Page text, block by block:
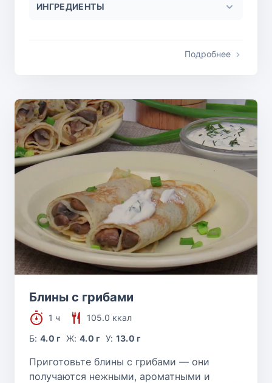
ИНГРЕДИЕНТЫ
Подробнее
Блины с грибами
1 ч
105.0 ккал
Б:4.0 г Ж: 4.0 г У: 13.0 г
Приготовьте блины с грибами — они
получаются нежными, ароматными и